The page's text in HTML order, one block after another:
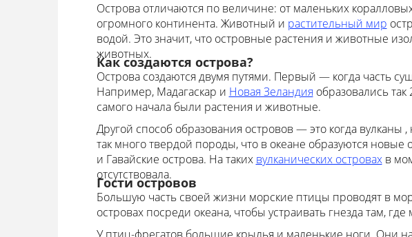
Острова отличаются по величине: от маленьких
огромного континента. Животный и растительный мир
водой. Это значит, что островные растения и животные
животных.
Как создаются острова?
Острова создаются двумя путями. Первый — когда часть
Например, Мадагаскар и Новая Зеландия образовались
самого начала были растения и животные.
Другой способ образования островов — это когда
так много твердой породы, что в океане образуются новые
и Гавайские острова. На таких вулканических островахв
отсутствовала.
Гости островов
Большую часть своей жизни морские птицы проводят в
островах посреди океана, чтобы устраивать гнезда там,